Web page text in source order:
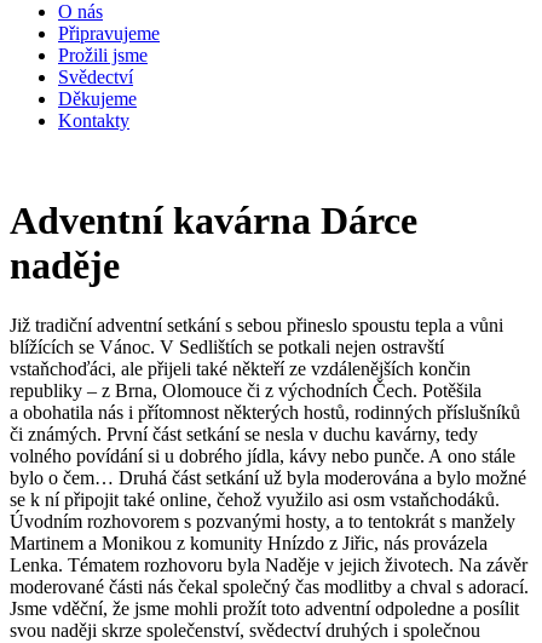
O nás
Připravujeme
Prožili jsme
Svědectví
Děkujeme
Kontakty
Adventní kavárna Dárce
naděje
Již tradiční adventní setkání s sebou přineslo spoustu tepla a vůni
blížících se Vánoc. V Sedlištích se potkali nejen ostravští
vstaňchoďáci, ale přijeli také někteří ze vzdálenějších končin
republiky – z Brna, Olomouce či z východních Čech. Potěšila
a obohatila nás i přítomnost některých hostů, rodinných příslušníků
či známých. První část setkání se nesla v duchu kavárny, tedy
volného povídání si u dobrého jídla, kávy nebo punče. A ono stále
bylo o čem… Druhá část setkání už byla moderována a bylo možné
se k ní připojit také online, čehož využilo asi osm vstaňchodáků.
Úvodním rozhovorem s pozvanými hosty, a to tentokrát s manžely
Martinem a Monikou z komunity Hnízdo z Jiřic, nás provázela
Lenka. Tématem rozhovoru byla Naděje v jejich životech. Na závěr
moderované části nás čekal společný čas modlitby a chval s adorací.
Jsme vděční, že jsme mohli prožít toto adventní odpoledne a posílit
svou naději skrze společenství, svědectví druhých i společnou